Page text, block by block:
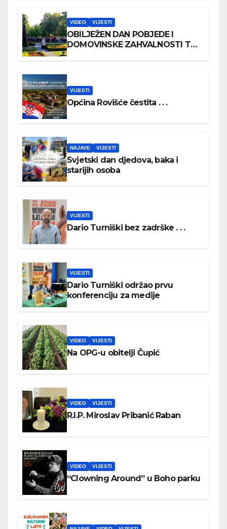
VIDEO VIJESTI
OBILJEŽEN DAN POBJEDE I
DOMOVINSKE ZAHVALNOSTI TE
VIJESTI
Općina Rovišće čestita . . .
NAJAVE VIJESTI
Svjetski dan djedova, baka i
starijih osoba
VIJESTI
Dario Turniški bez zadrške . . .
VIJESTI
Dario Turniški održao prvu
konferenciju za medije
VIDEO VIJESTI
Na OPG-u obitelji Čupić
VIDEO VIJESTI
R.I.P. Miroslav Pribanić Raban
VIDEO VIJESTI
“Clowning Around” u Boho parku